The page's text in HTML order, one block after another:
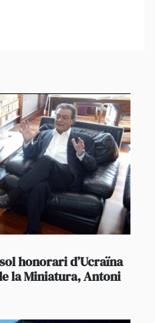
honorari d’Ucraïna
la Miniatura, Antoni